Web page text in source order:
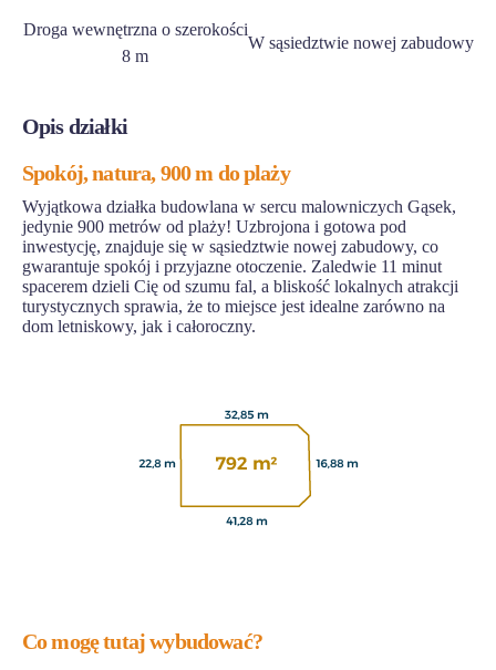
Droga wewnętrzna o szerokości
8 m
W sąsiedztwie nowej zabudowy
Opis działki
Spokój, natura, 900 m do plaży
Wyjątkowa działka budowlana w sercu malowniczych Gąsek,
jedynie 900 metrów od plaży! Uzbrojona i gotowa pod
inwestycję, znajduje się w sąsiedztwie nowej zabudowy, co
gwarantuje spokój i przyjazne otoczenie. Zaledwie 11 minut
spacerem dzieli Cię od szumu fal, a bliskość lokalnych atrakcji
turystycznych sprawia, że to miejsce jest idealne zarówno na
dom letniskowy, jak i całoroczny.
Co mogę tutaj wybudować?